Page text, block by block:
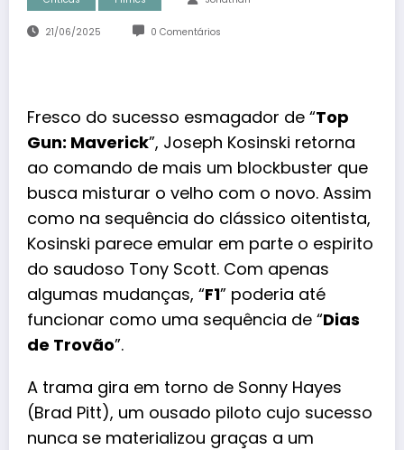
21/06/2025 0 Comentários
Fresco do sucesso esmagador de “Top
Gun: Maverick”, Joseph Kosinski retorna
ao comando de mais um blockbuster que
busca misturar o velho com o novo. Assim
como na sequência do clássico oitentista,
Kosinski parece emular em parte o espirito
do saudoso Tony Scott. Com apenas
algumas mudanças, “F1” poderia até
funcionar como uma sequência de “Dias
de Trovão”.
A trama gira em torno de Sonny Hayes
(Brad Pitt), um ousado piloto cujo sucesso
nunca se materializou graças a um